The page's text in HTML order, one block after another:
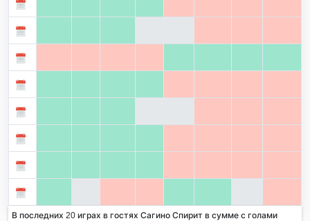
В последних 20 играх в гостях Сагино Спирит в сумме с голами